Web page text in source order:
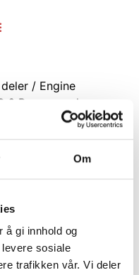
Om
å gi innhold og
sosiale
trafikken vår. Vi deler
/ Engine
6 Brønnøypel